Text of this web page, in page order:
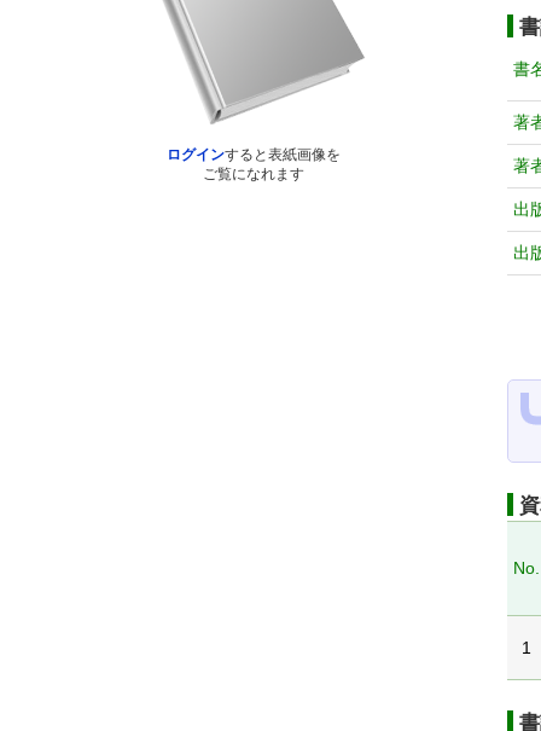
ログインすると表紙画像を
ご覧になれます
書
著
著
出
出
No.
1